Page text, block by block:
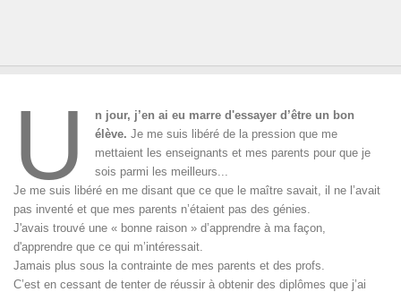
U
n jour, j’en ai eu marre d'essayer d’être un bon
élève.Je me suis libéré de la pression que me
mettaient les enseignants et mes parents pour que je
sois parmi les meilleurs...
Je me suis libéré en me disant que ce que le maître savait, il ne l’avait
pas inventé et que mes parents n’étaient pas des génies.
J'avais trouvé une « bonne raison » d’apprendre à ma façon,
d'apprendre que ce qui m’intéressait.
Jamais plus sous la contrainte de mes parents et des profs.
C’est en cessant de tenter de réussir à obtenir des diplômes que j’ai